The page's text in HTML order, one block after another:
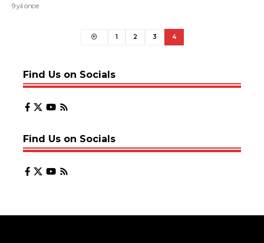
9 yıl önce
1 2 3 4
Find Us on Socials
Find Us on Socials